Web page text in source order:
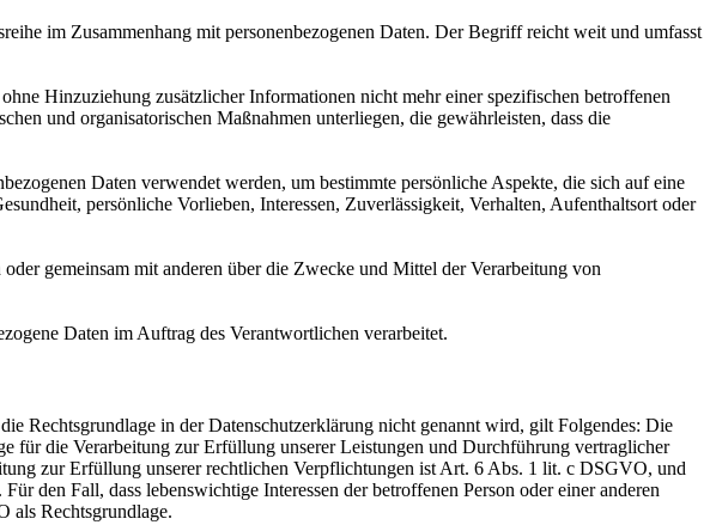
im Zusammenhang mit personenbezogenen Daten. Der Begriff reicht weit und umfasst
Hinzuziehung zusätzlicher Informationen nicht mehr einer spezifischen betroffenen
und organisatorischen Maßnahmen unterliegen, die gewährleisten, dass die
Daten verwendet werden, um bestimmte persönliche Aspekte, die sich auf eine
persönliche Vorlieben, Interessen, Zuverlässigkeit, Verhalten, Aufenthaltsort oder
gemeinsam mit anderen über die Zwecke und Mittel der Verarbeitung von
Daten im Auftrag des Verantwortlichen verarbeitet.
Rechtsgrundlage in der Datenschutzerklärung nicht genannt wird, gilt Folgendes: Die
die Verarbeitung zur Erfüllung unserer Leistungen und Durchführung vertraglicher
zur Erfüllung unserer rechtlichen Verpflichtungen ist Art. 6 Abs. 1 lit. c DSGVO, und
den Fall, dass lebenswichtige Interessen der betroffenen Person oder einer anderen
als Rechtsgrundlage.